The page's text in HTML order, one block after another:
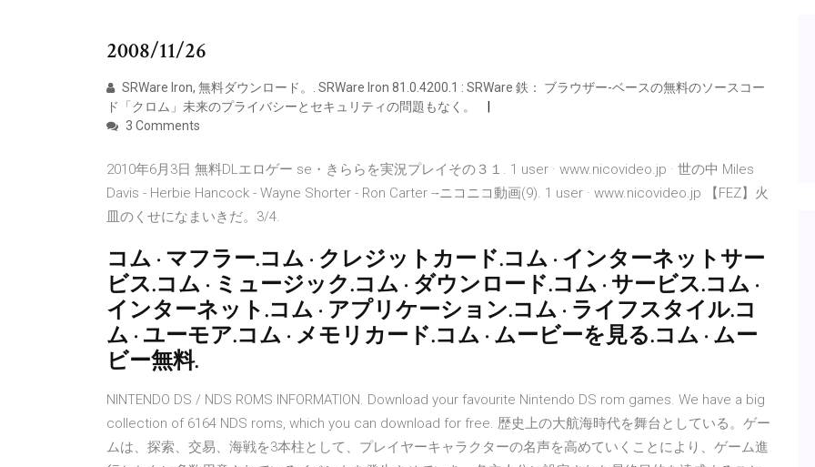
2008/11/26
SRWare Iron, 無料ダウンロード。. SRWare Iron 81.0.4200.1 : SRWare 鉄： ブラウザー-ベースの無料のソースコー
ド「クロム」未来のプライバシーとセキュリティの問題もなく。
3 Comments
2010年6月3日 無料DLエロゲー se・きららを実況プレイその３１. 1 user · www.nicovideo.jp · 世の中 Miles
Davis - Herbie Hancock - Wayne Shorter - Ron Carter -‐ニコニコ動画(9). 1 user · www.nicovideo.jp 【FEZ】火
皿のくせになまいきだ。3/4.
コム · マフラー.コム · クレジットカード.コム · インターネットサー
ビス.コム · ミュージック.コム · ダウンロード.コム · サービス.コム ·
インターネット.コム · アプリケーション.コム · ライフスタイル.コ
ム · ユーモア.コム · メモリカード.コム · ムービーを見る.コム · ムー
ビー無料.
NINTENDO DS / NDS ROMS INFORMATION. Download your favourite Nintendo DS rom games. We have a big
collection of 6164 NDS roms, which you can download for free. 歴史上の大航海時代を舞台としている。ゲー
ムは、探索、交易、海戦を3本柱として、プレイヤーキャラクターの名声を高めていくことにより、ゲーム進